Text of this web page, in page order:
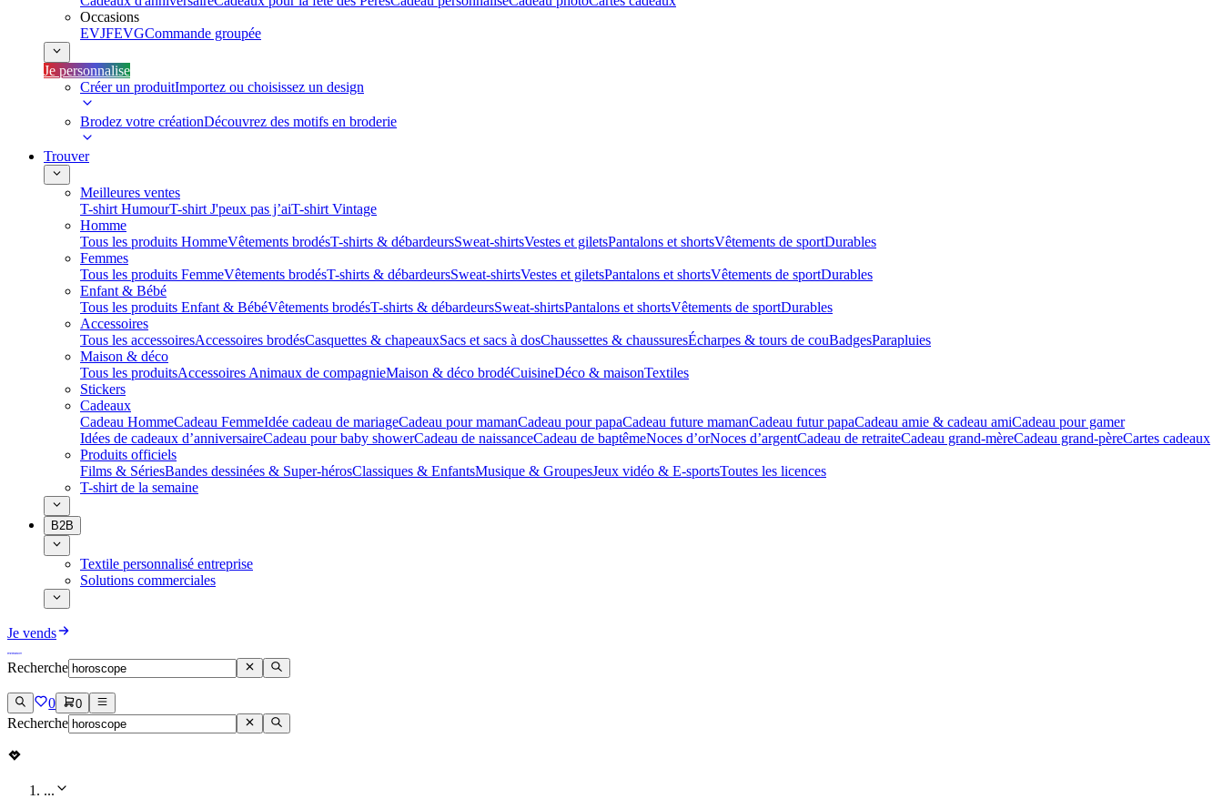
Occasions
EVJFEVGCommande groupée
Je personnalise
Créer un produitImportez ou choisissez un design
Brodez votre créationDécouvrez des motifs en broderie
Trouver
Meilleures ventes
T-shirt HumourT-shirt J'peux pas j’aiT-shirt Vintage
Homme
Tous les produits HommeVêtements brodésT-shirts & débardeursSweat-shirtsVestes et giletsPantalons et shortsVêtements de sportDurables
Femmes
Tous les produits FemmeVêtements brodésT-shirts & débardeursSweat-shirtsVestes et giletsPantalons et shortsVêtements de sportDurables
Enfant & Bébé
Tous les produits Enfant & BébéVêtements brodésT-shirts & débardeursSweat-shirtsPantalons et shortsVêtements de sportDurables
Accessoires
Tous les accessoiresAccessoires brodésCasquettes & chapeauxSacs et sacs à dosChaussettes & chaussuresÉcharpes & tours de couBadgesParapluies
Maison & déco
Tous les produitsAccessoires Animaux de compagnieMaison & déco brodéCuisineDéco & maisonTextiles
Stickers
Cadeaux
Cadeau HommeCadeau FemmeIdée cadeau de mariage​Cadeau pour mamanCadeau pour papaCadeau future mamanCadeau futur papaCadeau amie & cadeau amiCadeau pour gamer
Idées de cadeaux d’anniversaireCadeau pour baby showerCadeau de naissanceCadeau de baptêmeNoces d’orNoces d’argentCadeau de retraiteCadeau grand-mèreCadeau grand-pèreCartes cadeaux
Produits officiels
Films & SériesBandes dessinées & Super-hérosClassiques & EnfantsMusique & GroupesJeux vidéo & E-sportsToutes les licences
T-shirt de la semaine
B2B
Textile personnalisé entreprise
Solutions commerciales
Je vends
Recherche
0 0
Recherche
...